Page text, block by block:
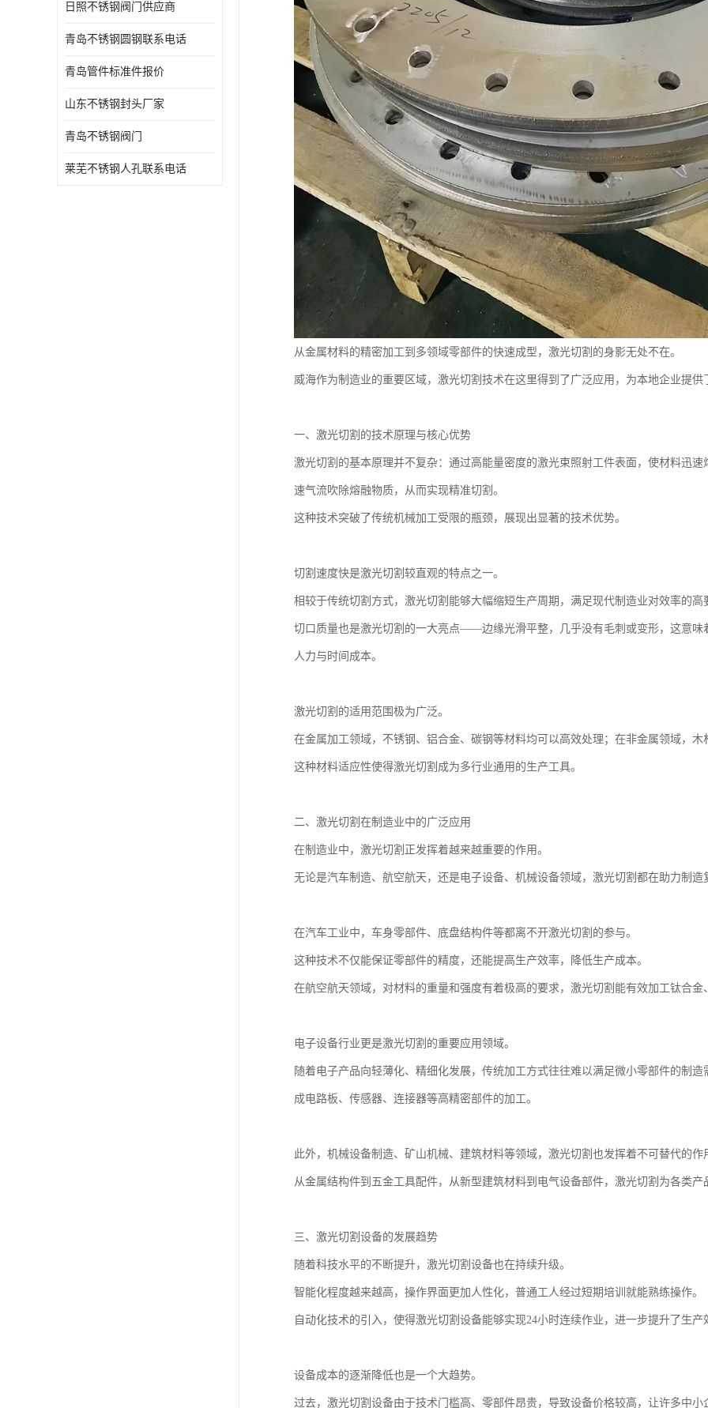
日照不锈钢阀门供应商
青岛不锈钢圆钢联系电话
青岛管件标准件报价
山东不锈钢封头厂家
青岛不锈钢阀门
莱芜不锈钢人孔联系电话
从金属材料的精密加工到多领域零部件的快速成型，激光切割的身影无处不在。
威海作为制造业的重要区域，激光切割技术在这里得到了广泛应用，为本地企业提供
一、激光切割的技术原理与核心优势
激光切割的基本原理并不复杂：通过高能量密度的激光束照射工件表面，使材料迅
速气流吹除熔融物质，从而实现精准切割。
这种技术突破了传统机械加工受限的瓶颈，展现出显著的技术优势。
切割速度快是激光切割较直观的特点之一。
相较于传统切割方式，激光切割能够大幅缩短生产周期，满足现代制造业对效率的高
切口质量也是激光切割的一大亮点——边缘光滑平整，几乎没有毛刺或变形，这意味
人力与时间成本。
激光切割的适用范围极为广泛。
在金属加工领域，不锈钢、铝合金、碳钢等材料均可以高效处理；在非金属领域，
这种材料适应性使得激光切割成为多行业通用的生产工具。
二、激光切割在制造业中的广泛应用
在制造业中，激光切割正发挥着越来越重要的作用。
无论是汽车制造、航空航天，还是电子设备、机械设备领域，激光切割都在助力制造
在汽车工业中，车身零部件、底盘结构件等都离不开激光切割的参与。
这种技术不仅能保证零部件的精度，还能提高生产效率，降低生产成本。
在航空航天领域，对材料的重量和强度有着极高的要求，激光切割能有效加工钛合
电子设备行业更是激光切割的重要应用领域。
随着电子产品向轻薄化、精细化发展，传统加工方式往往难以满足微小零部件的制
成电路板、传感器、连接器等高精密部件的加工。
此外，机械设备制造、矿山机械、建筑材料等领域，激光切割也发挥着不可替代的作
从金属结构件到五金工具配件，从新型建筑材料到电气设备部件，激光切割为各类
三、激光切割设备的发展趋势
随着科技水平的不断提升，激光切割设备也在持续升级。
智能化程度越来越高，操作界面更加人性化，普通工人经过短期培训就能熟练操作。
自动化技术的引入，使得激光切割设备能够实现24小时连续作业，进一步提升了生产
设备成本的逐渐降低也是一个大趋势。
过去，激光切割设备由于技术门槛高、零部件昂贵，导致设备价格较高，让许多中小